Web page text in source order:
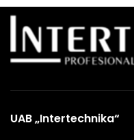
UAB „Intertechnika“